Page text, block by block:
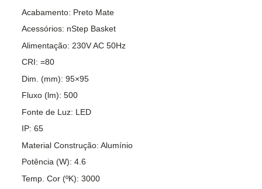
Acabamento: Preto Mate
Acessórios: nStep Basket
Alimentação: 230V AC 50Hz
CRI: =80
Dim. (mm): 95×95
Fluxo (lm): 500
Fonte de Luz: LED
IP: 65
Material Construção: Alumínio
Potência (W): 4.6
Temp. Cor (ºK): 3000